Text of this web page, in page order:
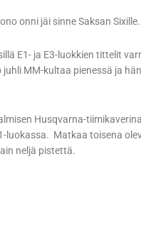
onni jäi sinne Saksan Sixille.
E1- ja E3-luokkien tittelit
MM-kultaa pienessä ja
Husqvarna-
Matkaa toisena
neljä pistettä.